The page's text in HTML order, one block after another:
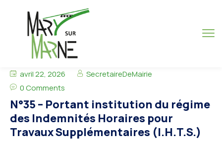
avril 22, 2026
SecretaireDeMairie
0 Comments
N°35 – Portant institution du régime
des Indemnités Horaires pour
Travaux Supplémentaires (I.H.T.S.)